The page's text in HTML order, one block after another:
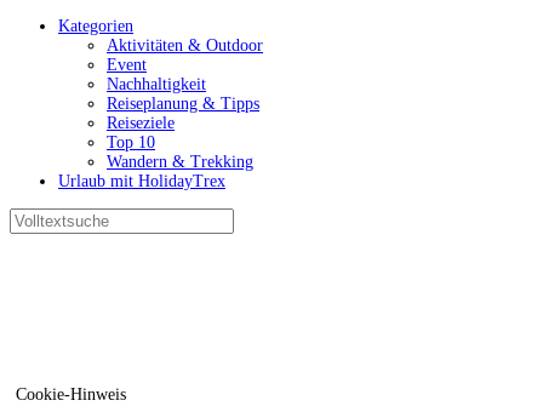
Cookie-Hinweis
Kategorien
Aktivitäten & Outdoor
Event
Nachhaltigkeit
Reiseplanung & Tipps
Reiseziele
Top 10
Wandern & Trekking
Urlaub mit HolidayTrex